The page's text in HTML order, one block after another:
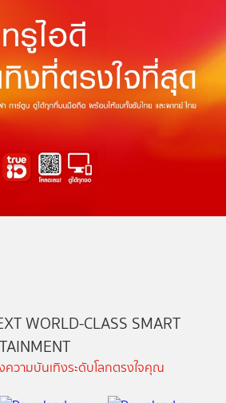
WORLD-CLASS SMART
วามบันเทิงระดับโลกตรงใจคุณ